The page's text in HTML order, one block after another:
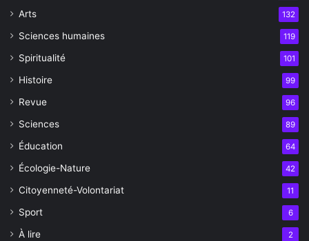
Arts 132
Sciences humaines 119
Spiritualité 101
Histoire 99
Revue 96
Sciences 89
Éducation 64
Écologie-Nature 42
Citoyenneté-Volontariat 11
Sport 6
À lire 2